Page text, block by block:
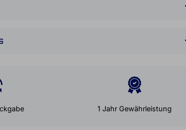
1 Jahr Gewährleistung